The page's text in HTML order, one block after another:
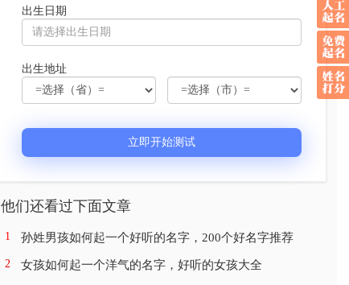
出生日期
出生地址
他们还看过下面文章
孙姓男孩如何起一个好听的名字，200个好名字推荐
女孩如何起一个洋气的名字，好听的女孩大全